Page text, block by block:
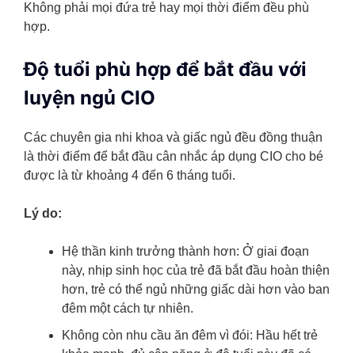
Không phải mọi đứa trẻ hay mọi thời điểm đều phù
hợp.
Độ tuổi phù hợp để bắt đầu với
luyện ngủ CIO
Các chuyên gia nhi khoa và giấc ngủ đều đồng thuận
là thời điểm để bắt đầu cân nhắc áp dụng CIO cho bé
được là từ khoảng 4 đến 6 tháng tuổi.
Lý do:
Hệ thần kinh trưởng thành hơn: Ở giai đoạn
này, nhịp sinh học của trẻ đã bắt đầu hoàn thiện
hơn, trẻ có thể ngủ những giấc dài hơn vào ban
đêm một cách tự nhiên.
Không còn nhu cầu ăn đêm vì đói: Hầu hết trẻ